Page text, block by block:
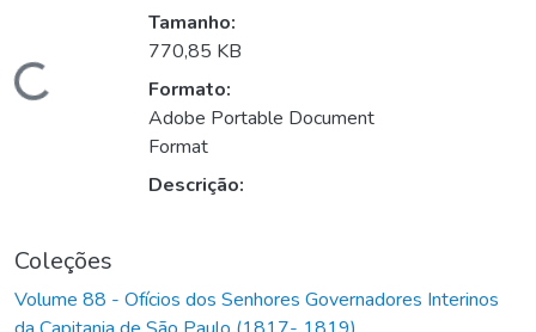
Carregando...
Tamanho:
770,85 KB
Formato:
Adobe Portable Document
Format
Descrição:
Coleções
Volume 88 - Ofícios dos Senhores Governadores Interinos